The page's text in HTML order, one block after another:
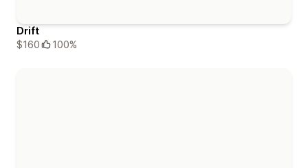
Drift
$160
100%